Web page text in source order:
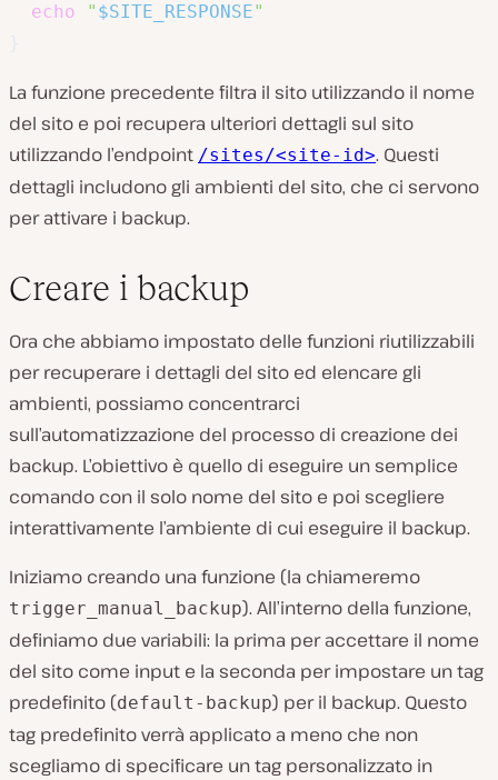
echo " $SITE_RESPONSE"
La funzione precedente filtra il sito utilizzando il nome
del sito e poi recupera ulteriori dettagli sul sito
utilizzando l’endpoint /sites/<site-id>. Questi
dettagli includono gli ambienti del sito, che ci servono
per attivare i backup.
Creare i backup
Ora che abbiamo impostato delle funzioni riutilizzabili
per recuperare i dettagli del sito ed elencare gli
ambienti, possiamo concentrarci
sull’automatizzazione del processo di creazione dei
backup. L’obiettivo è quello di eseguire un semplice
comando con il solo nome del sito e poi scegliere
interattivamente l’ambiente di cui eseguire il backup.
Iniziamo creando una funzione (la chiameremo
trigger_manual_backup). All’interno della funzione,
definiamo due variabili: la prima per accettare il nome
del sito come input e la seconda per impostare un tag
predefinito (default-backup) per il backup. Questo
tag predefinito verrà applicato a meno che non
scegliamo di specificare un tag personalizzato in